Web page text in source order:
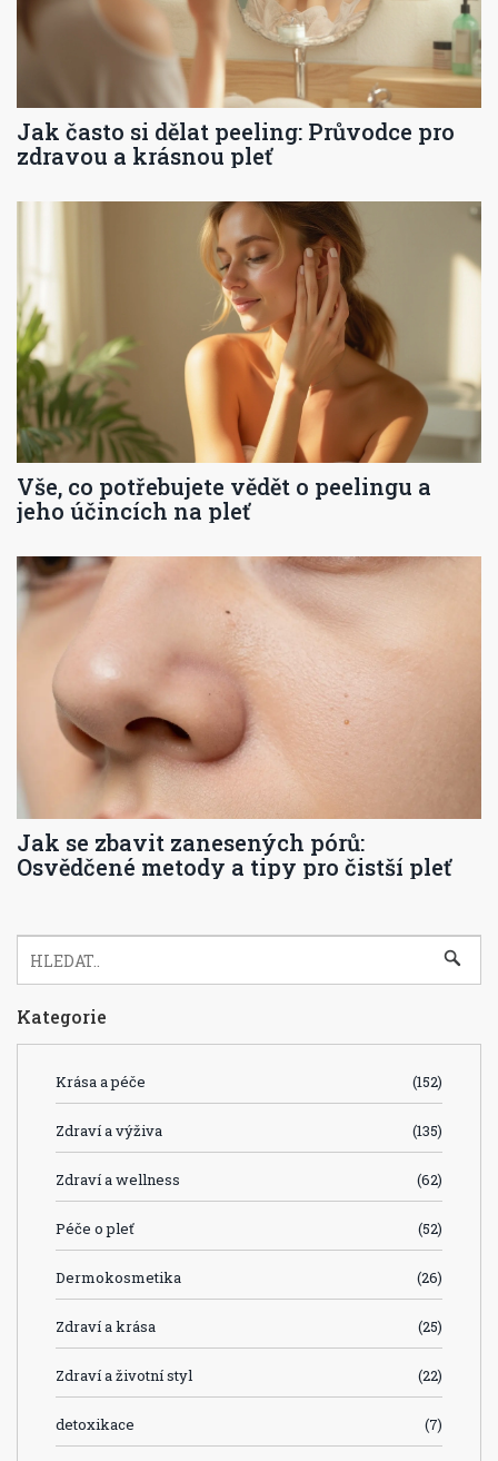
Jak často si dělat peeling: Průvodce pro
zdravou a krásnou pleť
Vše, co potřebujete vědět o peelingu a
jeho účincích na pleť
Jak se zbavit zanesených pórů:
Osvědčené metody a tipy pro čistší pleť
Kategorie
Krása a péče (152)
Zdraví a výživa (135)
Zdraví a wellness (62)
Péče o pleť (52)
Dermokosmetika (26)
Zdraví a krása (25)
Zdraví a životní styl (22)
detoxikace (7)